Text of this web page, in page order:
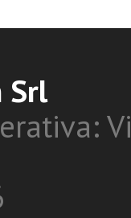
Srl